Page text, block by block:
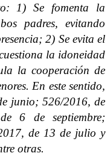
1) Se fomenta la
padres, evitando
2) Se evita el
la idoneidad
la cooperación de
En este sentido,
junio; 526/2016, de
6 de septiembre;
de 13 de julio y
otras.